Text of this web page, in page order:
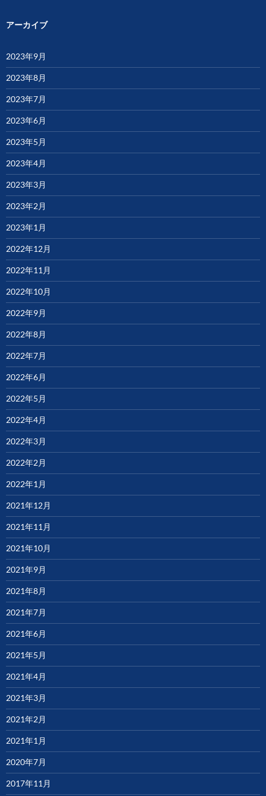
アーカイブ
2023年9月
2023年8月
2023年7月
2023年6月
2023年5月
2023年4月
2023年3月
2023年2月
2023年1月
2022年12月
2022年11月
2022年10月
2022年9月
2022年8月
2022年7月
2022年6月
2022年5月
2022年4月
2022年3月
2022年2月
2022年1月
2021年12月
2021年11月
2021年10月
2021年9月
2021年8月
2021年7月
2021年6月
2021年5月
2021年4月
2021年3月
2021年2月
2021年1月
2020年7月
2017年11月